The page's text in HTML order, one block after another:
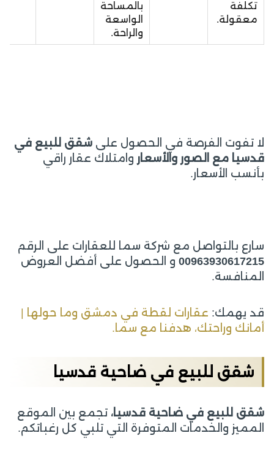
تكلفة
معقولة.
بالمساحة
الواسعة
والراحة.
لا تفوت الفرصة في الحصول على شقق للبيع في
قدسيا مع الصور والأسعار وامتلاك عقار راقي
بأنسب الأسعار.
سارع بالتواصل مع شركة سما للعقارات على الرقم
00963930617215و الحصول على أفضل العروض
المنافسة.
قد يهمك: عقارات لقطة في دمشق وما حولها |
أمانك وراحتك، هدفنا مع سما.
شقق للبيع في ضاحية قدسيا
شقق للبيع في ضاحية قدسيا، تجمع بين الموقع
المميز والخدمات المتوفرة التي تلبي كل رغباتكم.